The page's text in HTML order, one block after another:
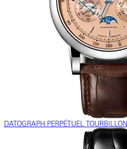
DATOGRAPH PERPÉTUEL TOURBILLON